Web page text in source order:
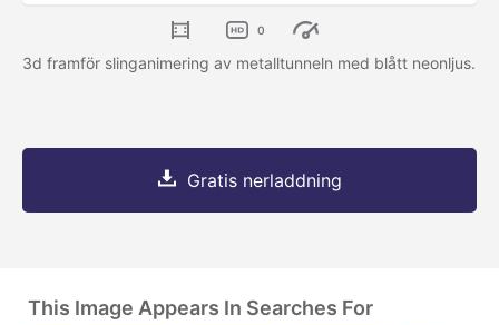
0
3d framför slinganimering av metalltunneln med blått neonljus.
Gratis nerladdning
This Image Appears In Searches For